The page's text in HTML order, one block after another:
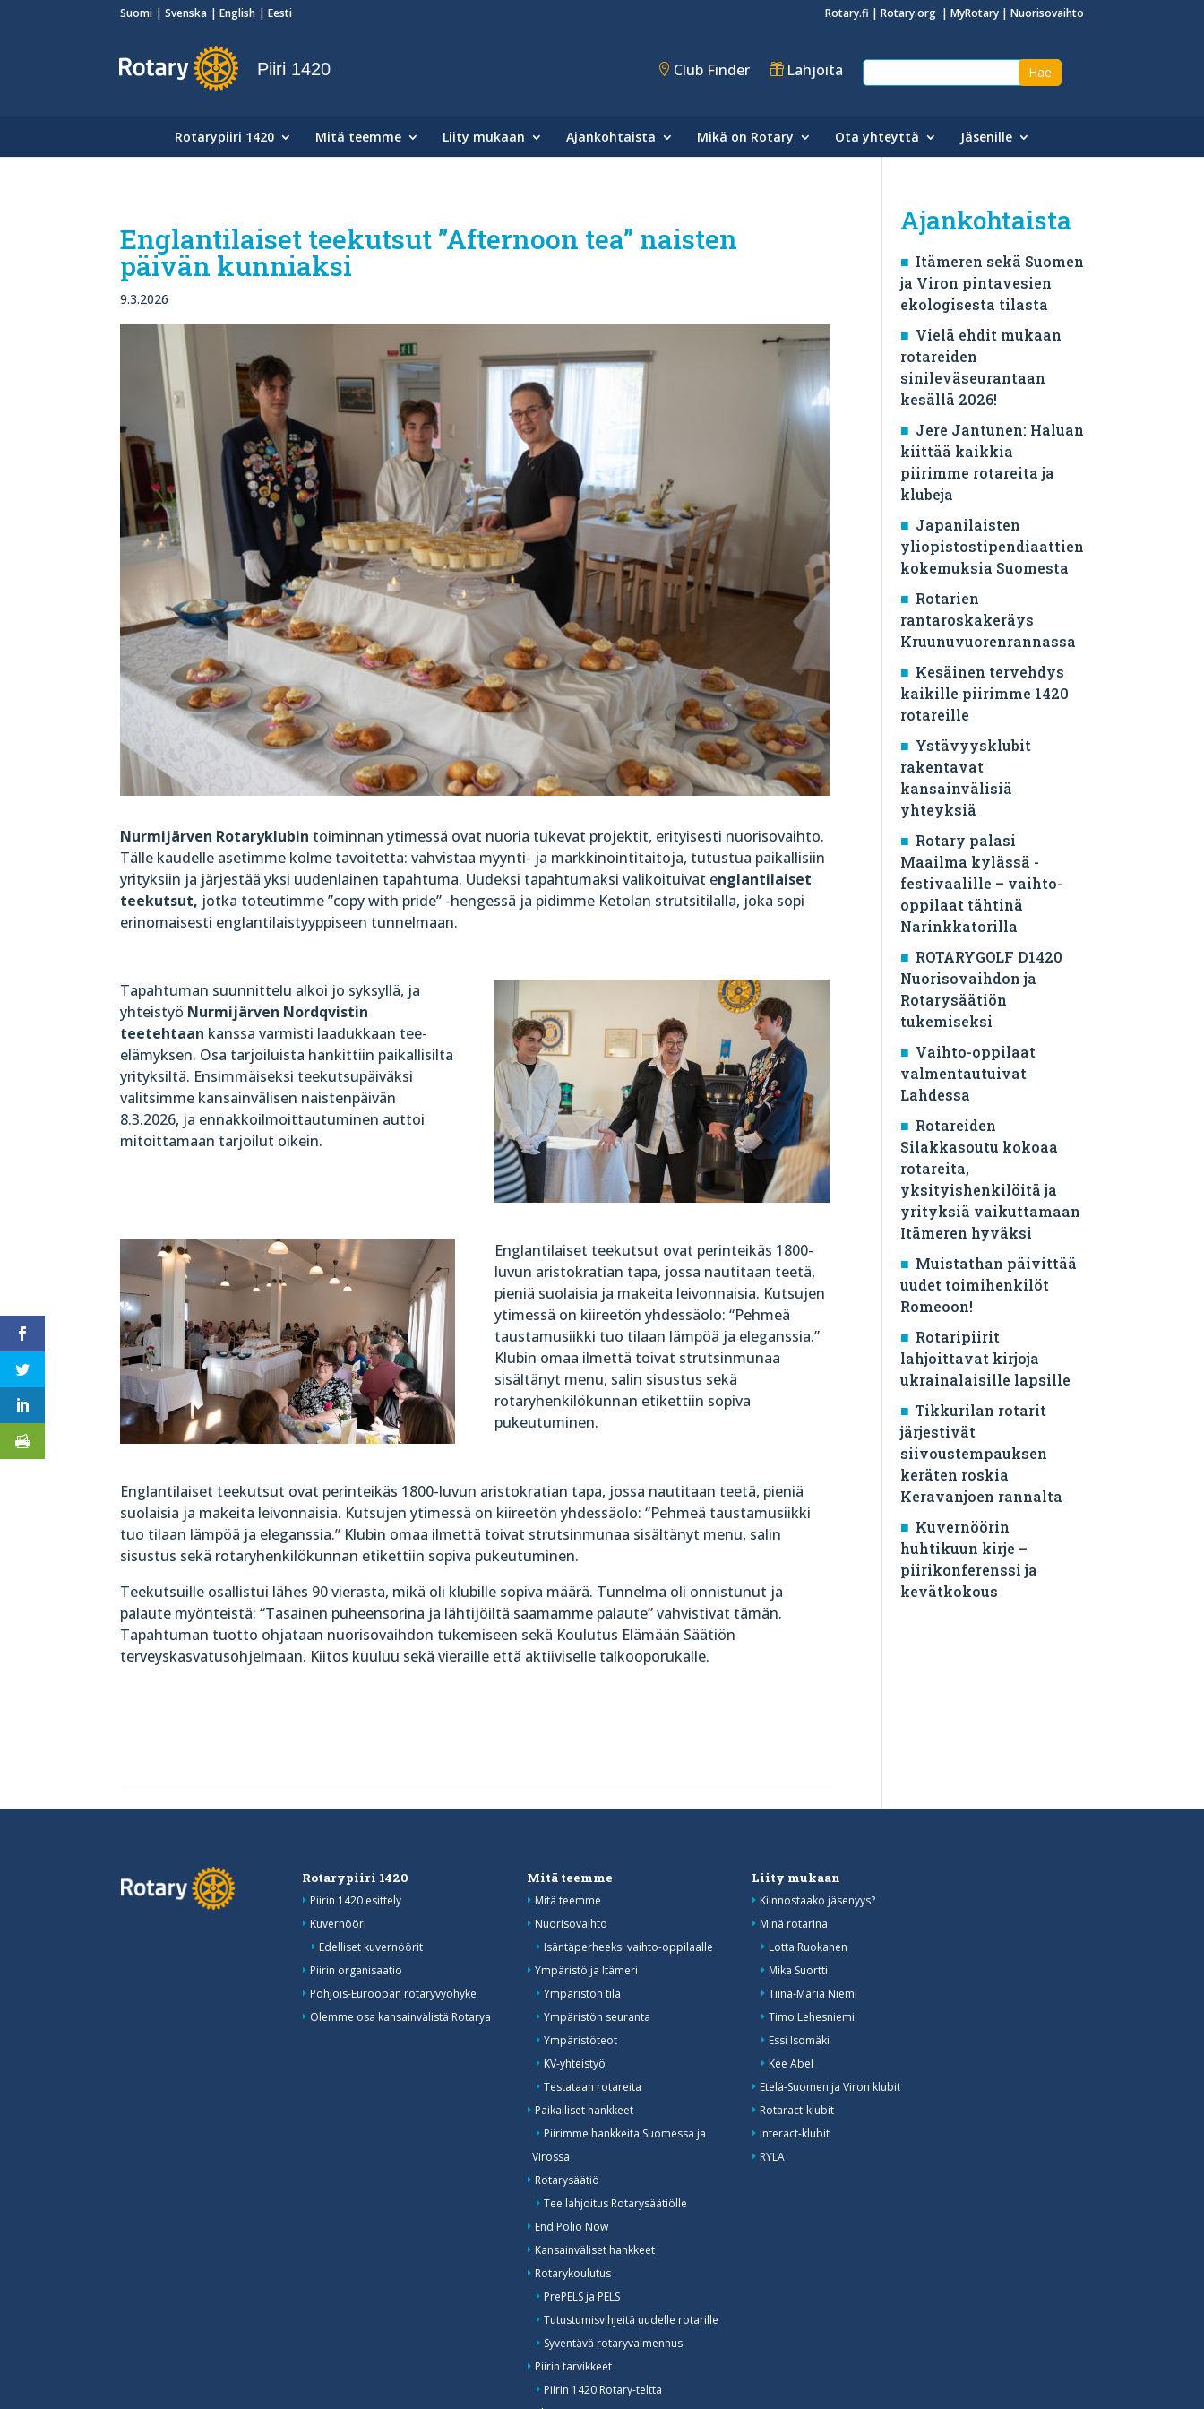
Suomi Svenska English Eesti Rotary.fi | Rotary.org | MyRotary| Nuorisovaihto
Piiri 1420 Club Finder Lahjoita
Rotarypiiri 1420 Mitä teemme Liity mukaan Ajankohtaista Mikä on Rotary Ota yhteyttä Jäsenille
Englantilaiset teekutsut ”Afternoon tea” naisten
päivän kunniaksi
9.3.2026
Nurmijärven Rotaryklubin toiminnan ytimessä ovat nuoria tukevat projektit, erityisesti nuorisovaihto.
Tälle kaudelle asetimme kolme tavoitetta: vahvistaa myynti- ja markkinointitaitoja, tutustua paikallisiin
yrityksiin ja järjestää yksi uudenlainen tapahtuma. Uudeksi tapahtumaksi valikoituivat englantilaiset
teekutsut, jotka toteutimme ”copy with pride” -hengessä ja pidimme Ketolan strutsitilalla, joka sopi
erinomaisesti englantilaistyyppiseen tunnelmaan.
Tapahtuman suunnittelu alkoi jo syksyllä, ja
yhteistyö Nurmijärven Nordqvistin
teetehtaan kanssa varmisti laadukkaan tee-
elämyksen. Osa tarjoiluista hankittiin paikallisilta
yrityksiltä. Ensimmäiseksi teekutsupäiväksi
valitsimme kansainvälisen naistenpäivän
8.3.2026, ja ennakkoilmoittautuminen auttoi
mitoittamaan tarjoilut oikein.
Englantilaiset teekutsut ovat perinteikäs 1800-
luvun aristokratian tapa, jossa nautitaan teetä,
pieniä suolaisia ja makeita leivonnaisia. Kutsujen
ytimessä on kiireetön yhdessäolo: “Pehmeä
taustamusiikki tuo tilaan lämpöä ja eleganssia.”
Klubin omaa ilmettä toivat strutsinmunaa
sisältänyt menu, salin sisustus sekä
rotaryhenkilökunnan etikettiin sopiva
pukeutuminen.
Englantilaiset teekutsut ovat perinteikäs 1800-luvun aristokratian tapa, jossa nautitaan teetä, pieniä
suolaisia ja makeita leivonnaisia. Kutsujen ytimessä on kiireetön yhdessäolo: “Pehmeä taustamusiikki
tuo tilaan lämpöä ja eleganssia.” Klubin omaa ilmettä toivat strutsinmunaa sisältänyt menu, salin
sisustus sekä rotaryhenkilökunnan etikettiin sopiva pukeutuminen.
Teekutsuille osallistui lähes 90 vierasta, mikä oli klubille sopiva määrä. Tunnelma oli onnistunut ja
palaute myönteistä: “Tasainen puheensorina ja lähtijöiltä saamamme palaute” vahvistivat tämän.
Tapahtuman tuotto ohjataan nuorisovaihdon tukemiseen sekä Koulutus Elämään Säätiön
terveyskasvatusohjelmaan. Kiitos kuuluu sekä vieraille että aktiiviselle talkooporukalle.
Ajankohtaista
Itämeren sekä Suomen
ja Viron pintavesien
ekologisesta tilasta
Vielä ehdit mukaan
rotareiden
sinileväseurantaan
kesällä 2026!
Jere Jantunen: Haluan
kiittää kaikkia
piirimme rotareita ja
klubeja
Japanilaisten
yliopistostipendiaattien
kokemuksia Suomesta
Rotarien
rantaroskakeräys
Kruunuvuorenrannassa
Kesäinen tervehdys
kaikille piirimme 1420
rotareille
Ystävyysklubit
rakentavat
kansainvälisiä
yhteyksiä
Rotary palasi
Maailma kylässä -
festivaalille – vaihto-
oppilaat tähtinä
Narinkkatorilla
ROTARYGOLF D1420
Nuorisovaihdon ja
Rotarysäätiön
tukemiseksi
Vaihto-oppilaat
valmentautuivat
Lahdessa
Rotareiden
Silakkasoutu kokoaa
rotareita,
yksityishenkilöitä ja
yrityksiä vaikuttamaan
Itämeren hyväksi
Muistathan päivittää
uudet toimihenkilöt
Romeoon!
Rotaripiirit
lahjoittavat kirjoja
ukrainalaisille lapsille
Tikkurilan rotarit
järjestivät
siivoustempauksen
keräten roskia
Keravanjoen rannalta
Kuvernöörin
huhtikuun kirje –
piirikonferenssi ja
kevätkokous
Rotarypiiri 1420
Piirin 1420 esittely
Kuvernööri
Edelliset kuvernöörit
Piirin organisaatio
Pohjois-Euroopan rotaryvyöhyke
Olemme osa kansainvälistä Rotarya
Mitä teemme
Mitä teemme
Nuorisovaihto
Isäntäperheeksi vaihto-oppilaalle
Ympäristö ja Itämeri
Ympäristön tila
Ympäristön seuranta
Ympäristöteot
KV-yhteistyö
Testataan rotareita
Paikalliset hankkeet
Piirimme hankkeita Suomessa ja
Virossa
Rotarysäätiö
Tee lahjoitus Rotarysäätiölle
End Polio Now
Kansainväliset hankkeet
Rotarykoulutus
PrePELS ja PELS
Tutustumisvihjeitä uudelle rotarille
Syventävä rotaryvalmennus
Piirin tarvikkeet
Piirin 1420 Rotary-teltta
Liity mukaan
Kiinnostaako jäsenyys?
Minä rotarina
Lotta Ruokanen
Mika Suortti
Tiina-Maria Niemi
Timo Lehesniemi
Essi Isomäki
Kee Abel
Etelä-Suomen ja Viron klubit
Rotaract-klubit
Interact-klubit
RYLA